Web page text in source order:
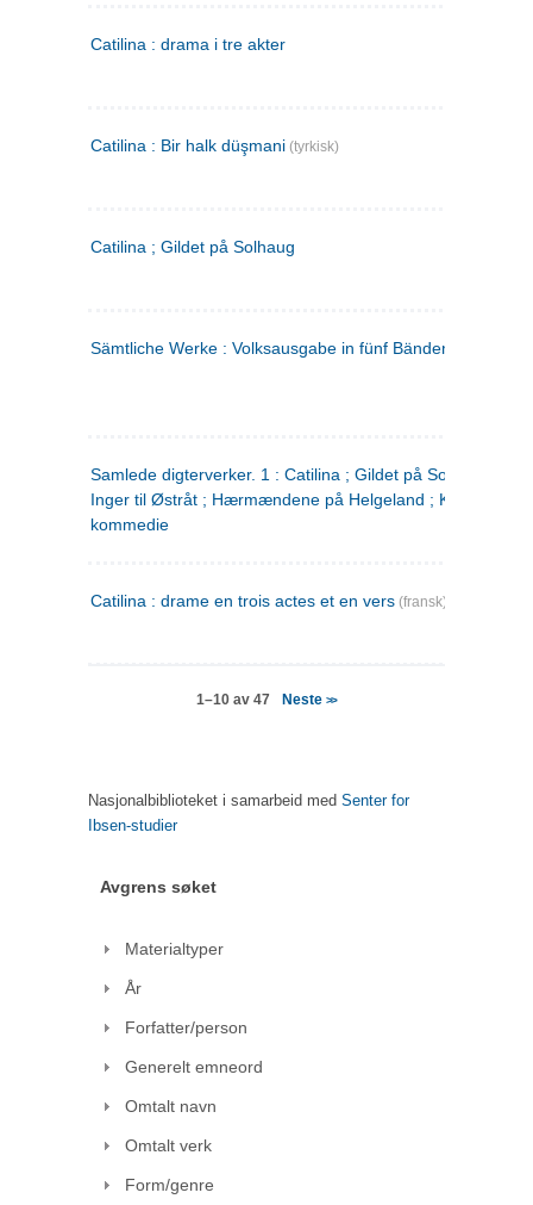
Catilina : drama i tre akter
Catilina : Bir halk düşmani (tyrkisk)
Catilina ; Gildet på Solhaug
Sämtliche Werke : Volksausgabe in fünf Bänden
Samlede digterverker. 1 : Catilina ; Gildet på Solhaug ; Fru
Inger til Østråt ; Hærmændene på Helgeland ;
kommedie
Catilina : drame en trois actes et en vers (fransk)
1–10 av 47 Neste>>
Nasjonalbiblioteket i samarbeid med Senter for
Ibsen-studier
Avgrens søket
Materialtyper
År
Forfatter/person
Generelt emneord
Omtalt navn
Omtalt verk
Form/genre